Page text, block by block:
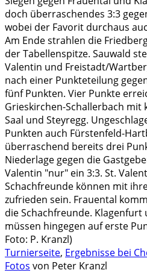
doch überraschendes 3:3
wobei der Favorit durchaus
Am Ende strahlen die
der Tabellenspitze. Sauwald
Valentin und Freistadt/
nach einer Punkteteilung
fünf Punkten. Vier Punkte
Grieskirchen-Schallerbach mit
Saal und Steyregg.
Punkten auch Fürstenfeld-
überraschend bereits drei
Niederlage gegen die
Valentin "nur" ein 3:3. St.
Schachfreunde können mit
zufrieden sein. Frauental
die Schachfreunde.
müssen hingegen auf erste
Foto: P. Kranzl)
Turnierseite, Ergebnisse bei
Fotos von Peter Kranzl